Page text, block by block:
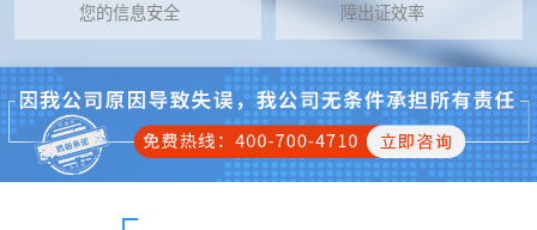
您的信息安全
障出证效率